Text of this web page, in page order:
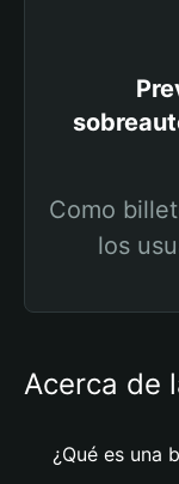
Como
los
Acerca de
¿Qué es una